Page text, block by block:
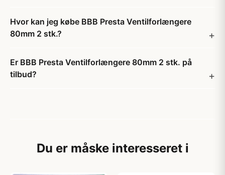
Hvor kan jeg købe BBB Presta Ventilforlængere
80mm 2 stk.?
Er BBB Presta Ventilforlængere 80mm 2 stk. på
tilbud?
Du er måske interesseret i